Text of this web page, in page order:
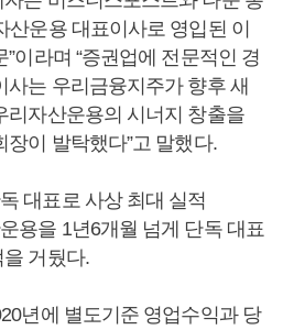
산운용 대표이사로 영입된 이
이라며 “증권업에 전문적인 경
사는 우리금융지주가 향후 새
리자산운용의 시너지 창출을
장이 발탁했다”고 말했다.
대표로 사상 최대 실적
용을 1년6개월 넘게 단독 대표
거뒀다.
년에 별도기준 영업수익과 당